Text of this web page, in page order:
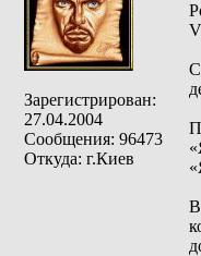
Зарегистрирован:
27.04.2004
Сообщения: 96473
Откуда: г.Киев
В